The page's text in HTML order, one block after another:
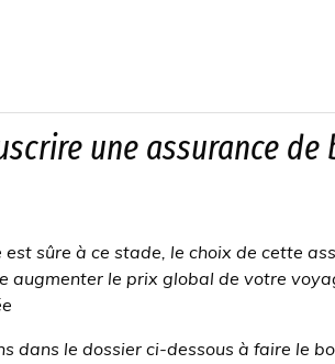
une assurance de
est sûre à ce stade, le choix de cette
augmenter le prix global de votre
dans le dossier ci-dessous à faire le